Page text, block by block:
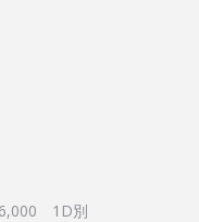
1D別